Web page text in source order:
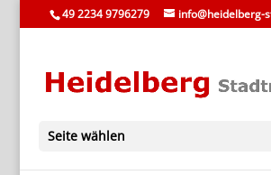
49 2234 9796279 info@heidelberg-
Seite wählen